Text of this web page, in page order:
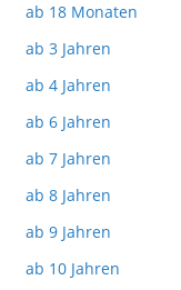
ab 18 Monaten
ab 3 Jahren
ab 4 Jahren
ab 6 Jahren
ab 7 Jahren
ab 8 Jahren
ab 9 Jahren
ab 10 Jahren